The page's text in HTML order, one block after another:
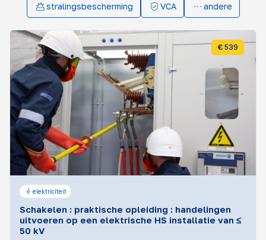
stralingsbescherming VCA andere
€ 539
elektriciteit
Schakelen : praktische opleiding : handelingen
uitvoeren op een elektrische HS installatie van ≤
50 kV